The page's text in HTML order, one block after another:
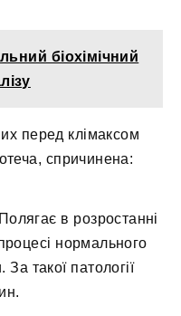
біохімічний
перед клімаксом
спричинена:
в розростанні
нормального
такої патології